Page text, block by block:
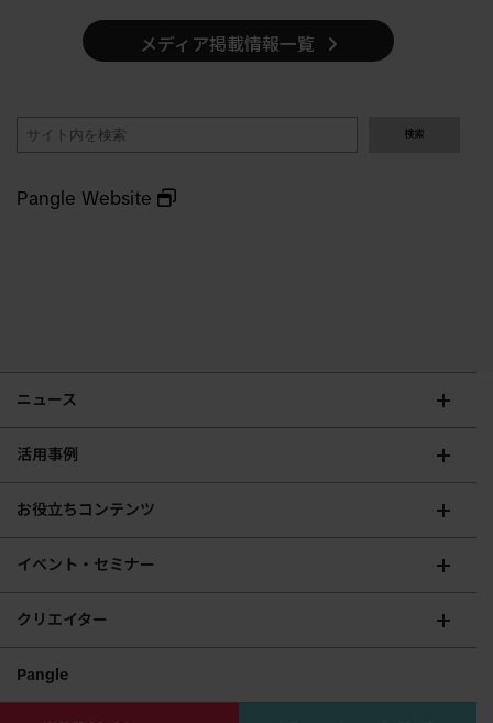
メディア掲載情報一覧
検索
Pangle Website
ニュース
活用事例
お役立ちコンテンツ
イベント・セミナー
クリエイター
Pangle